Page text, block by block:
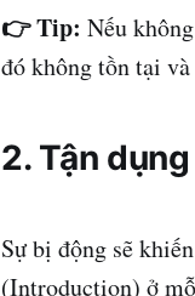
👉 Tip: Nếu
đó không tồn tại
2. Tận
Sự bị động sẽ
(Introduction) ở